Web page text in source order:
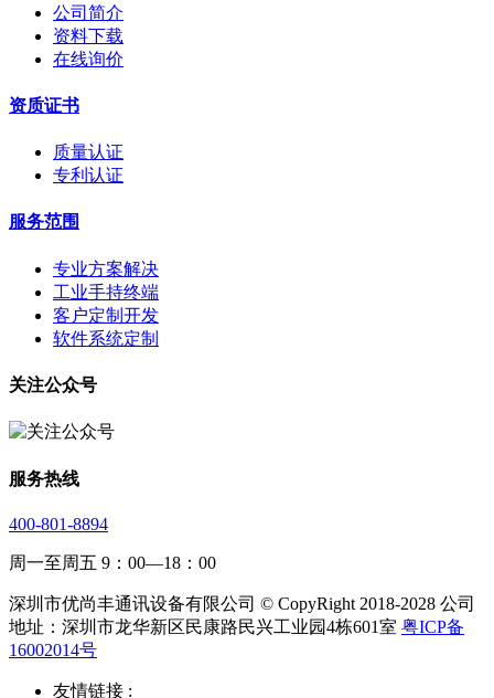
公司简介
资料下载
在线询价
资质证书
质量认证
专利认证
服务范围
专业方案解决
工业手持终端
客户定制开发
软件系统定制
关注公众号
服务热线
400-801-8894
周一至周五 9：00—18：00
深圳市优尚丰通讯设备有限公司 © CopyRight 2018-2028 公司
地址：深圳市龙华新区民康路民兴工业园4栋601室 粤ICP备
16002014号
友情链接 :